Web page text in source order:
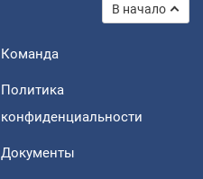
В начало
Команда
Политика
конфиденциальности
Документы